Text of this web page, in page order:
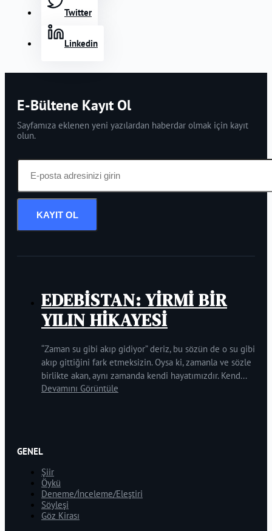
Twitter
Linkedin
E-Bültene Kayıt Ol
Sayfamıza eklenen yeni yazılardan haberdar olmak için kayıt
olun.
KAYIT OL
EDEBİSTAN: YİRMİ BİR
YILIN HİKAYESİ
“Zaman su gibi akıp gidiyor” deriz, bu sözün de o su gibi
akıp gittiğini fark etmeksizin. Oysa ki, zamanla ve sözle
birlikte akan, aynı zamanda kendi hayatımızdır. Kend...
Devamını Görüntüle
GENEL
Şiir
Öykü
Deneme/İnceleme/Eleştiri
Söyleşi
Göz Kirası